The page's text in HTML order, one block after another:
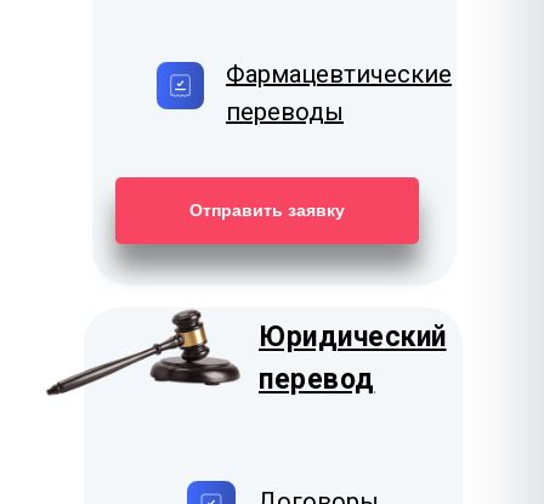
Фармацевтические
переводы
Отправить заявку
Юридический
перевод